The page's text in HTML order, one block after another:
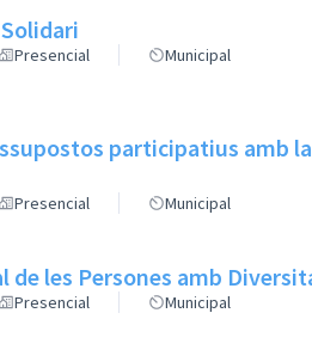
Presencial Municipal
participatius amb
Presencial Municipal
de les Persones amb
Presencial Municipal